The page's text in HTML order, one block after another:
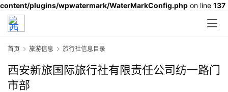
content/plugins/wpwatermark/WaterMarkConfig.php on line 137
首页 旅游信息 旅行社信息目录
西安新旅国际旅行社有限责任公司纺一路门
市部